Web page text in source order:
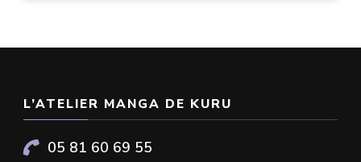
L’ATELIER MANGA DE KURU
05 81 60 69 55